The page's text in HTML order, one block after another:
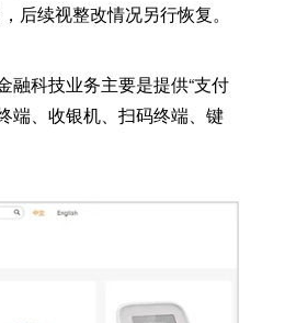
后续视整改情况另行恢复。
融科技业务主要是提供“支付
端、收银机、扫码终端、键